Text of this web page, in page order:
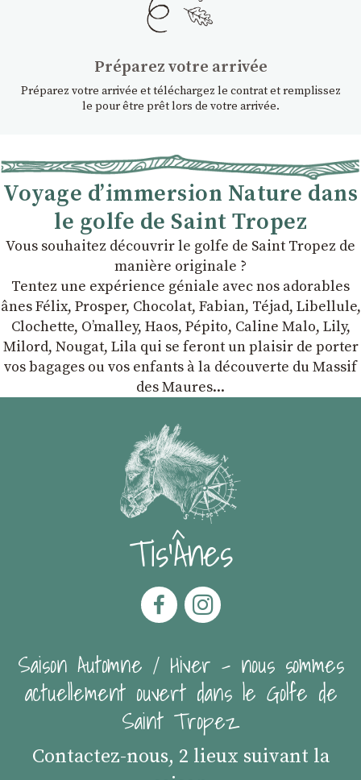
Préparez votre arrivée
Préparez votre arrivée et téléchargez le contrat et remplissez
le pour être prêt lors de votre arrivée.
Voyage d’immersion Nature dans
le golfe de Saint Tropez
Vous souhaitez découvrir le golfe de Saint Tropez de
manière originale ?
Tentez une expérience géniale avec nos adorables
ânes Félix, Prosper, Chocolat, Fabian, Téjad, Libellule,
Clochette, Oʼmalley, Haos, Pépito, Caline Malo, Lily,
Milord, Nougat, Lila qui se feront un plaisir de porter
vos bagages ou vos enfants à la découverte du Massif
des Maures...
Tis'Ânes
Saison Automne / Hiver - nous sommes
actuellement ouvert dans le Golfe de
Saint Tropez
Contactez-nous, 2 lieux suivant la